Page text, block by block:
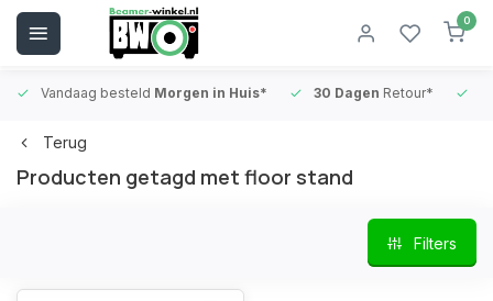
0
Vandaag besteld Morgen in Huis* 30 Dagen Retour*
Terug
Producten getagd met floor stand
Filters